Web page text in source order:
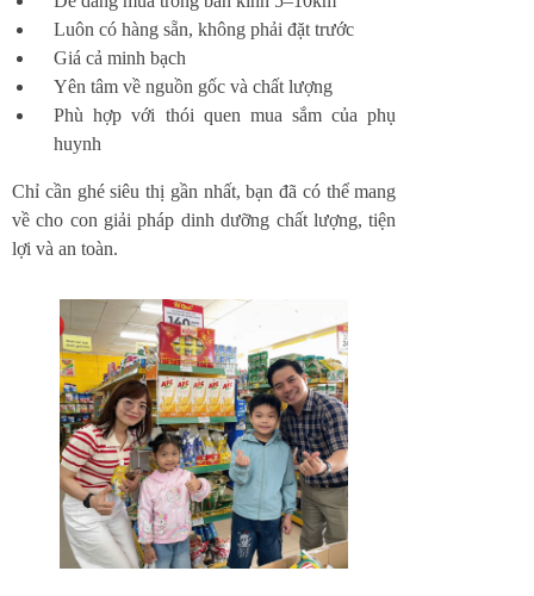
Luôn có hàng sẵn, không phải đặt trước
Giá cả minh bạch
Yên tâm về nguồn gốc và chất lượng
Phù hợp với thói quen mua sắm của phụ
huynh
Chỉ cần ghé siêu thị gần nhất, bạn đã có thể mang
về cho con giải pháp dinh dưỡng chất lượng, tiện
lợi và an toàn.